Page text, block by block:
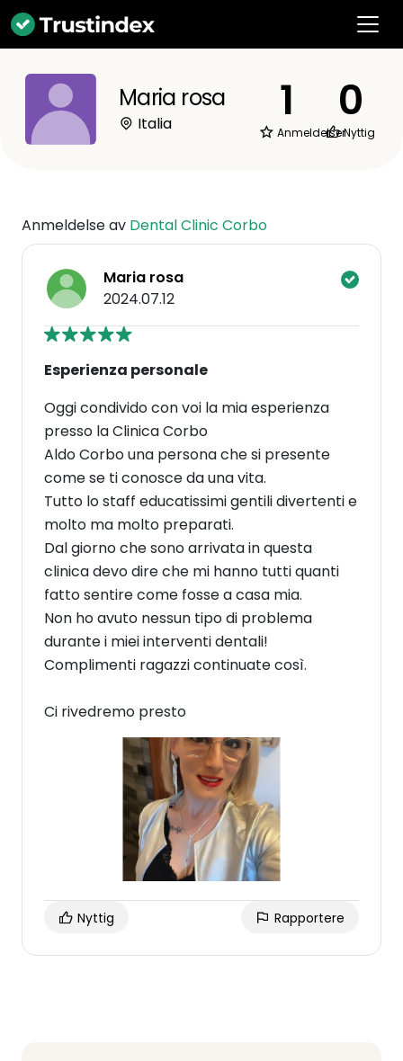
Maria rosa
Italia 1
Anmeldelser
0
Nyttig
Anmeldelse av Dental Clinic Corbo
Maria rosa
2024.07.12
Esperienza personale
Oggi condivido con voi la mia esperienza
presso la Clinica Corbo
Aldo Corbo una persona che si presente
come se ti conosce da una vita.
Tutto lo staff educatissimi gentili divertenti e
molto ma molto preparati.
Dal giorno che sono arrivata in questa
clinica devo dire che mi hanno tutti quanti
fatto sentire come fosse a casa mia.
Non ho avuto nessun tipo di problema
durante i miei interventi dentali!
Complimenti ragazzi continuate così.
Ci rivedremo presto
Nyttig Rapportere